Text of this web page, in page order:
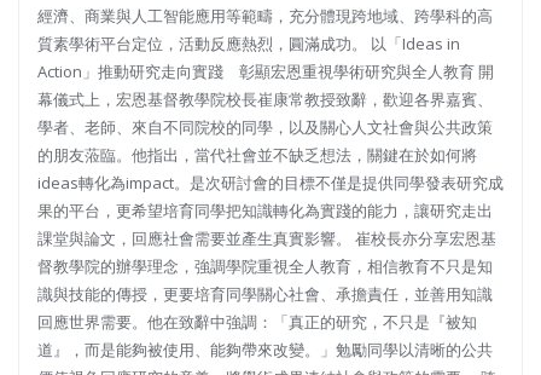
經濟、商業與人工智能應用等範疇，充分體現跨地域、跨學科的高
質素學術平台定位，活動反應熱烈，圓滿成功。 以「Ideas in
Action」推動研究走向實踐 彰顯宏恩重視學術研究與全人教育 開
幕儀式上，宏恩基督教學院校長崔康常教授致辭，歡迎各界嘉賓、
學者、老師、來自不同院校的同學，以及關心人文社會與公共政策
的朋友蒞臨。他指出，當代社會並不缺乏想法，關鍵在於如何將
ideas轉化為impact。是次研討會的目標不僅是提供同學發表研究成
果的平台，更希望培育同學把知識轉化為實踐的能力，讓研究走出
課堂與論文，回應社會需要並產生真實影響。 崔校長亦分享宏恩基
督教學院的辦學理念，強調學院重視全人教育，相信教育不只是知
識與技能的傳授，更要培育同學關心社會、承擔責任，並善用知識
回應世界需要。他在致辭中強調：「真正的研究，不只是『被知
道』，而是能夠被使用、能夠帶來改變。」勉勵同學以清晰的公共